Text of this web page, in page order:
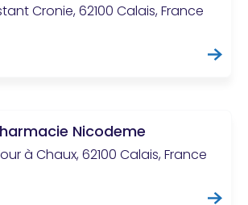
Cronie, 62100 Calais, France
Nicodeme
à Chaux, 62100 Calais, France